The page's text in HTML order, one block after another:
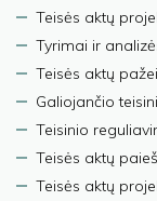
Teisės aktų
Tyrimai ir
Teisės aktų
Galiojančio
Teisinio
Teisės aktų
Teisės aktų